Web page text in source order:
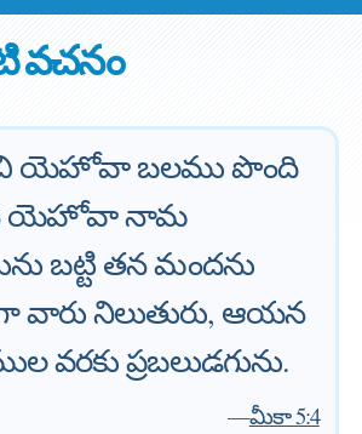
యెహోవా బలము పొంది
యెహోవా నామ
బట్టి తన మందను
వారు నిలుతురు, ఆయన
వరకు ప్రబలుడగును.
—మీకా 5:4